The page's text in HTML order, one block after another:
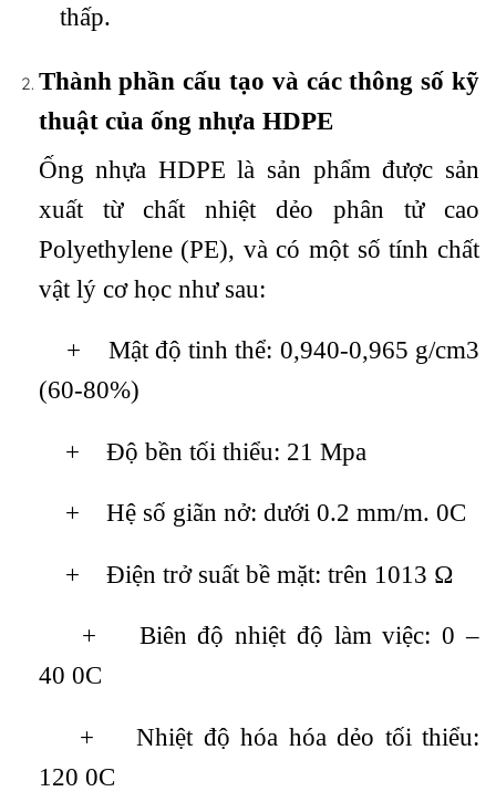
thấp.
Thành phần cấu tạo và các thông số kỹ
thuật của ống nhựa HDPE
Ống nhựa HDPE là sản phẩm được sản
xuất từ chất nhiệt dẻo phân tử cao
Polyethylene (PE), và có một số tính chất
vật lý cơ học như sau:
+ Mật độ tinh thể: 0,940-0,965 g/cm3
(60-80%)
+ Độ bền tối thiểu: 21 Mpa
+ Hệ số giãn nở: dưới 0.2 mm/m. 0C
+ Điện trở suất bề mặt: trên 1013 Ω
+ Biên độ nhiệt độ làm việc: 0 –
40 0C
+ Nhiệt độ hóa hóa dẻo tối thiểu:
120 0C